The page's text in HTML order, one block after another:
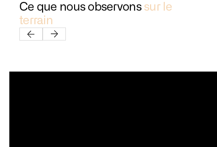
Ce que nous observons sur le
terrain